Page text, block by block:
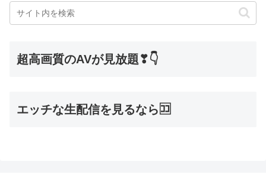
超高画質のAVが見放題❣👇
エッチな生配信を見るなら🈁